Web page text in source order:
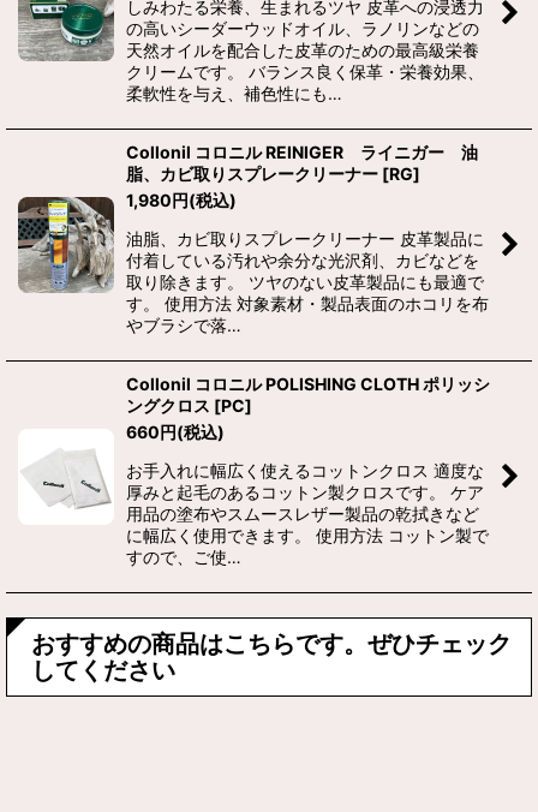
しみわたる栄養、生まれるツヤ 皮革への浸透力
の高いシーダーウッドオイル、ラノリンなどの
天然オイルを配合した皮革のための最高級栄養
クリームです。 バランス良く保革・栄養効果、
柔軟性を与え、補色性にも…
Collonil コロニル REINIGER ライニガー 油
脂、カビ取りスプレークリーナー [RG]
1,980円(税込)
油脂、カビ取りスプレークリーナー 皮革製品に
付着している汚れや余分な光沢剤、カビなどを
取り除きます。 ツヤのない皮革製品にも最適で
す。 使用方法 対象素材・製品表面のホコリを布
やブラシで落…
Collonil コロニル POLISHING CLOTH ポリッシ
ングクロス [PC]
660円(税込)
お手入れに幅広く使えるコットンクロス 適度な
厚みと起毛のあるコットン製クロスです。 ケア
用品の塗布やスムースレザー製品の乾拭きなど
に幅広く使用できます。 使用方法 コットン製で
すので、ご使…
おすすめの商品はこちらです。ぜひチェック
してください